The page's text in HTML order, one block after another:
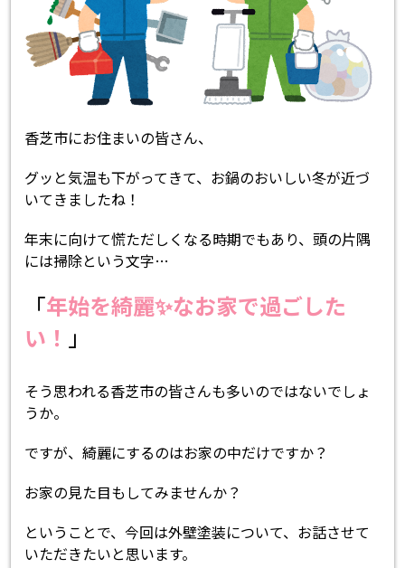
香芝市にお住まいの皆さん、
グッと気温も下がってきて、お鍋のおいしい冬が近づ
いてきましたね！
年末に向けて慌ただしくなる時期でもあり、頭の片隅
には掃除という文字…
「年始を綺麗✨なお家で過ごした
い！ 」
そう思われる香芝市の皆さんも多いのではないでしょ
うか。
ですが、綺麗にするのはお家の中だけですか？
お家の見た目もしてみませんか？
ということで、今回は外壁塗装について、お話させて
いただきたいと思います。